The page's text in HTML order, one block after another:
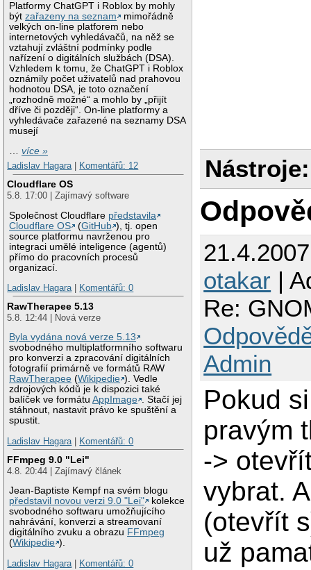
Platformy ChatGPT i Roblox by mohly
býtzařazeny na seznam
mimořádně
velkých on-line platforem nebo
internetových vyhledávačů, na něž se
vztahují zvláštní podmínky podle
nařízení o digitálních službách (DSA).
Vzhledem k tomu, že ChatGPT i Roblox
oznámily počet uživatelů nad prahovou
hodnotou DSA, je toto označení
„rozhodně možné“ a mohlo by „přijít
dříve či později“. On-line platformy a
vyhledávače zařazené na seznamy DSA
musejí
…více »
Ladislav Hagara| Komentářů: 12
Cloudflare OS
5.8. 17:00 | Zajímavý software
Společnost Cloudflare představila
Cloudflare OS
(GitHub ), tj. open
source platformu navrženou pro
integraci umělé inteligence (agentů)
přímo do pracovních procesů
organizací.
Ladislav Hagara| Komentářů: 0
RawTherapee 5.13
5.8. 12:44 | Nová verze
Byla vydána nová verze 5.13
svobodného multiplatformního softwaru
pro konverzi a zpracování digitálních
fotografií primárně ve formátů RAW
RawTherapee (Wikipedie ). Vedle
zdrojových kódů je k dispozici také
balíček ve formátuAppImage . Stačí jej
stáhnout, nastavit právo ke spuštění a
spustit.
Ladislav Hagara| Komentářů: 0
FFmpeg 9.0 "Lei"
4.8. 20:44 | Zajímavý článek
Jean-Baptiste Kempf na svém blogu
představil novou verzi 9.0 "Lei"
kolekce
svobodného softwaru umožňujícího
nahrávání, konverzi a streamovaní
digitálního zvuku a obrazu FFmpeg
(Wikipedie ).
Ladislav Hagara| Komentářů: 0
Nástroje:
otakar |
Re:
Admin
Pokud
pravým
->
vybrat.
(otevřít
už